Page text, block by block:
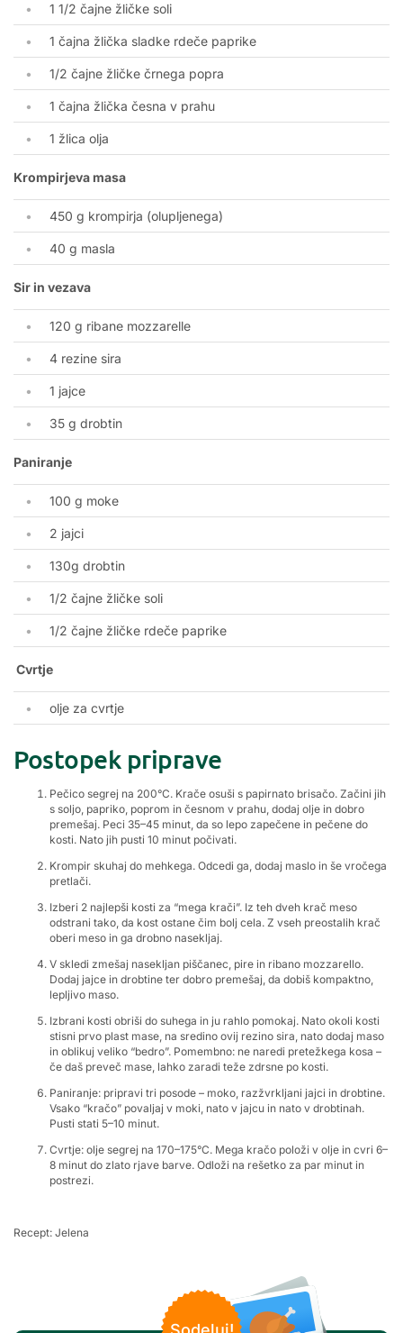
1 1/2 čajne žličke soli
1 čajna žlička sladke rdeče paprike
1/2 čajne žličke črnega popra
1 čajna žlička česna v prahu
1 žlica olja
Krompirjeva masa
450 g krompirja (olupljenega)
40 g masla
Sir in vezava
120 g ribane mozzarelle
4 rezine sira
1 jajce
35 g drobtin
Paniranje
100 g moke
2 jajci
130g drobtin
1/2 čajne žličke soli
1/2 čajne žličke rdeče paprike
Cvrtje
olje za cvrtje
Postopek priprave
Pečico segrej na 200°C. Krače osuši s papirnato brisačo. Začini jih
s soljo, papriko, poprom in česnom v prahu, dodaj olje in dobro
premešaj. Peci 35–45 minut, da so lepo zapečene in pečene do
kosti. Nato jih pusti 10 minut počivati.
Krompir skuhaj do mehkega. Odcedi ga, dodaj maslo in še vročega
pretlači.
Izberi 2 najlepši kosti za “mega krači”. Iz teh dveh krač meso
odstrani tako, da kost ostane čim bolj cela. Z vseh preostalih krač
oberi meso in ga drobno nasekljaj.
V skledi zmešaj nasekljan piščanec, pire in ribano mozzarello.
Dodaj jajce in drobtine ter dobro premešaj, da dobiš kompaktno,
lepljivo maso.
Izbrani kosti obriši do suhega in ju rahlo pomokaj. Nato okoli kosti
stisni prvo plast mase, na sredino ovij rezino sira, nato dodaj maso
in oblikuj veliko “bedro”. Pomembno: ne naredi pretežkega kosa –
če daš preveč mase, lahko zaradi teže zdrsne po kosti.
Paniranje: pripravi tri posode – moko, razžvrkljani jajci in drobtine.
Vsako “kračo” povaljaj v moki, nato v jajcu in nato v drobtinah.
Pusti stati 5–10 minut.
Cvrtje: olje segrej na 170–175°C. Mega kračo položi v olje in cvri 6–
8 minut do zlato rjave barve. Odloži na rešetko za par minut in
postrezi.
Recept: Jelena